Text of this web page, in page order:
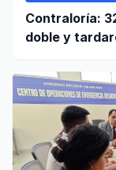
Contraloría:
doble y